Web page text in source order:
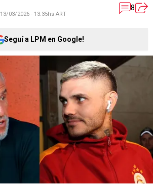
13/03/2026 - 13:35hs ART
8
Seguí a LPM en Google!